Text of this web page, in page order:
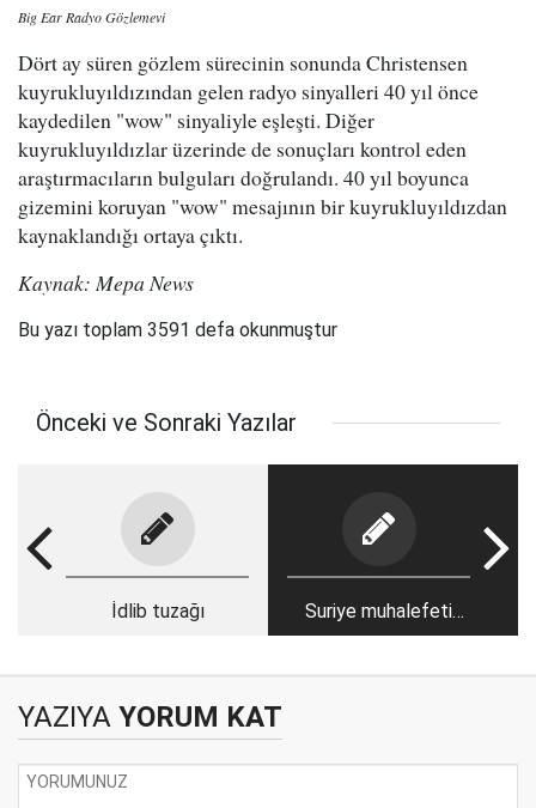
Big Ear Radyo Gözlemevi
Dört ay süren gözlem sürecinin sonunda Christensen
kuyrukluyıldızından gelen radyo sinyalleri 40 yıl önce
kaydedilen "wow" sinyaliyle eşleşti. Diğer
kuyrukluyıldızlar üzerinde de sonuçları kontrol eden
araştırmacıların bulguları doğrulandı. 40 yıl boyunca
gizemini koruyan "wow" mesajının bir kuyrukluyıldızdan
kaynaklandığı ortaya çıktı.
Kaynak: Mepa News
Bu yazı toplam 3591 defa okunmuştur
Önceki ve Sonraki Yazılar
İdlib tuzağı
Suriye muhalefeti
Türkiye'nin politika
YAZIYA YORUM KAT